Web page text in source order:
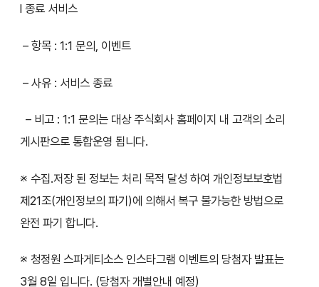
l 종료 서비스
– 항목 : 1:1 문의, 이벤트
– 사유 : 서비스 종료
– 비고 : 1:1 문의는 대상 주식회사 홈페이지 내 고객의 소리
게시판으로 통합운영 됩니다.
※ 수집.저장 된 정보는 처리 목적 달성 하여 개인정보보호법
제21조(개인정보의 파기)에 의해서 복구 불가능한 방법으로
완전 파기 합니다.
※ 청정원 스파게티소스 인스타그램 이벤트의 당첨자 발표는
3월 8일 입니다. (당첨자 개별안내 예정)